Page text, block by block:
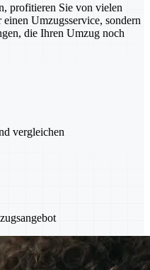
profitieren Sie von vielen
Umzugsservice, sondern
die Ihren Umzug noch
vergleichen